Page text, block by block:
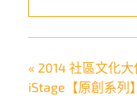
« 2014 社區文化大
iStage【原創系列